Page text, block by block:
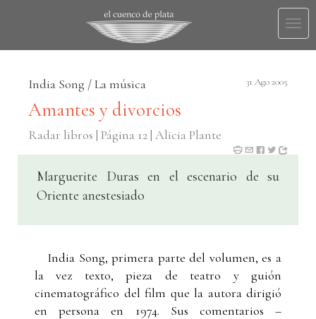
India Song / La música 31 Ago 2005
Amantes y divorcios
Radar libros | Página 12 | Alicia Plante
Marguerite Duras en el escenario de su
Oriente anestesiado
India Song, primera parte del volumen, es a
la vez texto, pieza de teatro y guión
cinematográfico del film que la autora dirigió
en persona en 1974. Sus comentarios –